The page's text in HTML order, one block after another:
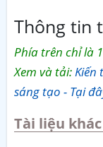
Thông tin
Phía trên chỉ là
Xem và tải:
sáng tạo - Tại
Tài liệu khác